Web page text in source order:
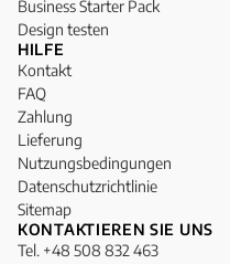
Business Starter Pack
Design testen
HILFE
Kontakt
FAQ
Zahlung
Lieferung
Nutzungsbedingungen
Datenschutzrichtlinie
Sitemap
KONTAKTIEREN SIE UNS
Tel. +48 508 832 463